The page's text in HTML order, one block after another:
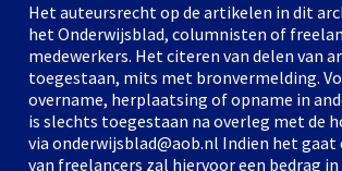
Het auteursrecht op de artikelen in dit
het Onderwijsblad, columnisten of
medewerkers. Het citeren van delen van
toegestaan, mits met bronvermelding.
overname, herplaatsing of opname in
is slechts toegestaan na overleg met de
via onderwijsblad@aob.nl Indien het
van freelancers zal hiervoor een bedrag